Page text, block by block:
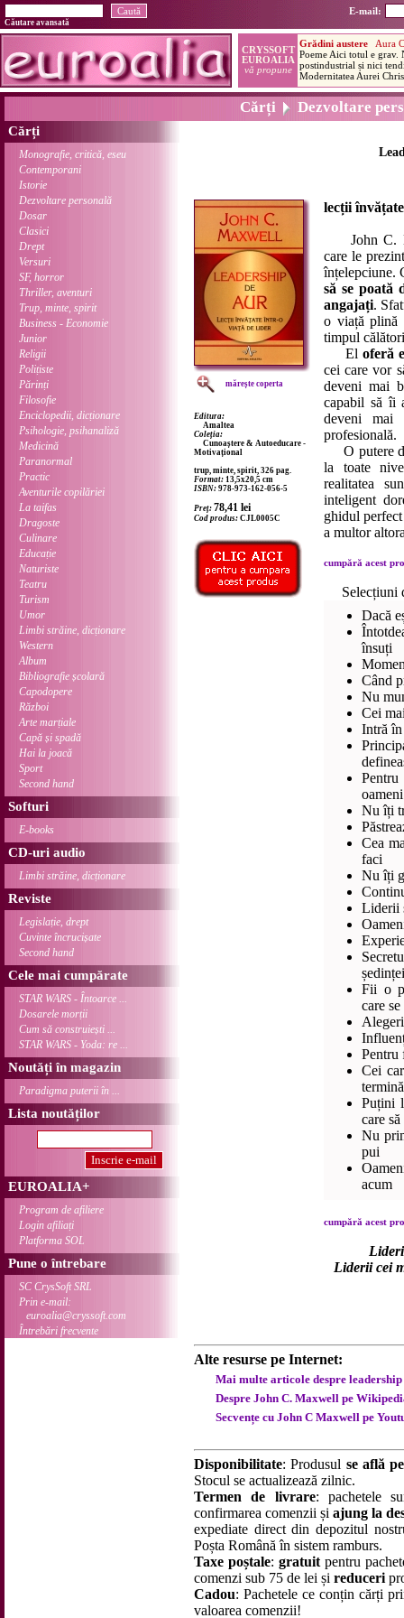
E-mail:
Căutare avansată
Cărți Dezvoltare
Cărți
Monografie, critică, eseu
Contemporani
Istorie
Dezvoltare personală
Dosar
Clasici
Drept
Versuri
SF, horror
Thriller, aventuri
Trup, minte, spirit
Business - Economie
Junior
Religii
Polițiste
Părinți
Filosofie
Enciclopedii, dicționare
Psihologie, psihanaliză
Medicină
Paranormal
Practic
Aventurile copilăriei
La taifas
Dragoste
Culinare
Educație
Naturiste
Teatru
Turism
Umor
Limbi străine, dicționare
Western
Album
Bibliografie școlară
Capodopere
Război
Arte marțiale
Capă și spadă
Hai la joacă
Sport
Second hand
Softuri
E-books
CD-uri audio
Limbi străine, dicționare
Reviste
Legislație, drept
Cuvinte încrucișate
Second hand
Cele mai cumpărate
STAR WARS - Întoarce ...
Dosarele morții
Cum să construiești ...
STAR WARS - Yoda: re ...
Noutăți în magazin
Paradigma puterii în ...
Lista noutăților
EUROALIA+
Program de afiliere
Login afiliați
Platforma SOL
Pune o întrebare
SC CrysSoft SRL
Prin e-mail:
euroalia@cryssoft.com
Întrebări frecvente
mărește coperta
Editura:
Amaltea
Coleția:
Cunoaștere & Autoeducare -
Motivațional
trup, minte, spirit, 326 pag.
Format: 13,5x20,5 cm
ISBN: 978-973-162-056-5
Preț: 78,41 lei
Cod produs: CJL0005C
lecții
John C.
care le
înțelepciune.
să se poată
angajați.
o viață plină
timpul
El oferă
cei care vor
deveni mai
capabil să îi
deveni mai
profesională.
O putere
la toate
realitatea
inteligent
ghidul
a multor
cumpără acest
Selecțiuni
Dacă
însuți
Când
Nu
Cei
Intră în
oameni
Nu îți
Cea
faci
Nu îți
Liderii
ședinței
Fii o
care se
Pentru
Cei
Puțini
care
Nu
pui
acum
cumpără acest
Liderii cei
Alte resurse pe Internet:
Mai multe articole despre
Despre John C. Maxwell pe
Secvențe cu John C Maxwell pe
Disponibilitate: Produsul se află
Stocul se actualizează zilnic.
Termen de livrare: pachetele
confirmarea comenzii șiajung la
expediate direct din depozitul
Poșta Română în sistem ramburs.
Taxe poștale: gratuitpentru
comenzi sub 75 de lei și reduceri
Cadou: Pachetele ce conțin cărți
valoarea comenzii!